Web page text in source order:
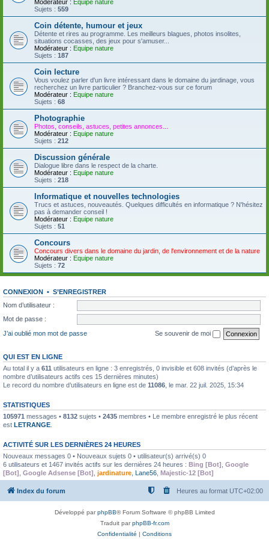
Modérateur : Equipe nature
Sujets : 559
Coin détente, humour et jeux
Détente et rires au programme. Les meilleurs blagues, photos insolites,
situations cocasses, des jeux pour s'amuser...
Modérateur : Equipe nature
Sujets : 187
Coin lecture
Vous voulez parler d'un livre intéressant dans le domaine du jardinage, vous
recherchez un livre particulier ? Branchez-vous sur ce forum
Modérateur : Equipe nature
Sujets : 68
Photographie
Photos, conseils, astuces, petites annonces...
Modérateur : Equipe nature
Sujets : 212
Discussion générale
Dialogue libre dans le respect de la charte.
Modérateur : Equipe nature
Sujets : 218
Informatique et nouvelles technologies
Trucs et astuces, nouveautés. Quelques difficultés en informatique ? N'hésitez
pas à demander conseil !
Modérateur : Equipe nature
Sujets : 51
Concours
Concours divers dans le domaine du jardin, de l'environnement et de la nature
Modérateur : Equipe nature
Sujets : 72
CONNEXION • S’ENREGISTRER
Nom d’utilisateur :
Mot de passe :
J’ai oublié mon mot de passe
Se souvenir de moi
QUI EST EN LIGNE
Au total il y a 611 utilisateurs en ligne : 3 enregistrés, 0 invisible et 608 invités (d’après le
nombre d’utilisateurs actifs ces 15 dernières minutes)
Le record du nombre d’utilisateurs en ligne est de 11086 , le mar. 22 juil. 2025, 15:34
STATISTIQUES
105971 messages • 8132 sujets • 2435 membres • Le membre enregistré le plus récent
est LETRANGE
ACTIVITÉ SUR LES DERNIÈRES 24 HEURES
Nouveaux messages 0 • Nouveaux sujets 0 • utilisateur(s) arrivé(s) 0
6 utilisateurs et 1467 invités actifs sur les dernières 24 heures : Bing [Bot] Google
[Bot] Google Adsense [Bot] jardinature Lane56 Majestic-12 [Bot]
Index du forum Heures au format UTC+02:00
Développé parphpBB® Forum Software © phpBB Limited
Traduit parphpBB-fr.com
Confidentialité | Conditions